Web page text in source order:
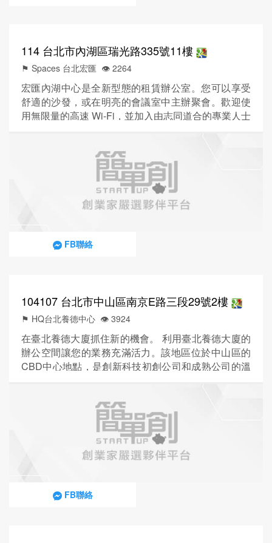
114 台北市內湖區瑞光路335號11樓
⚑ Spaces 台北宏匯 👁️‍ 2264
宏匯內湖中心是全新型態的租賃辦公室。您可以享受
舒適的沙發，或在明亮的會議室中主辦聚會。歡迎使
用無限量的高速 Wi-Fi，並加入由志同道合的專業人士
位於台北的資訊科技區，無論商務或休閒均唾手可
得。抵達中心時，映入眼簾的宏偉大廳便會令您驚艷
無比。歡迎上樓至 11 樓和 12 樓，迎接全新的工作模
式。此外，通勤...
FB聯絡
104107 台北市中山區南京E路三段29號2樓
⚑ HQ台北養德中心 👁️‍ 3924
在臺北養德大廈抓住新的機會。 利用臺北養德大廈的
辦公空間讓您的業務充滿活力。該地區位於中山區的
CBD中心地點，是創新科技初創公司和成熟公司的溫
之遙，南京復興地鐵站也是如此。如果您出差出國，
臺北松山機場僅 2 公里多。無論您是與客戶舉行會
議，還是將辦公室作為您的永久住所，您都可以找到
所需的一切。 靈活的工作空...
FB聯絡